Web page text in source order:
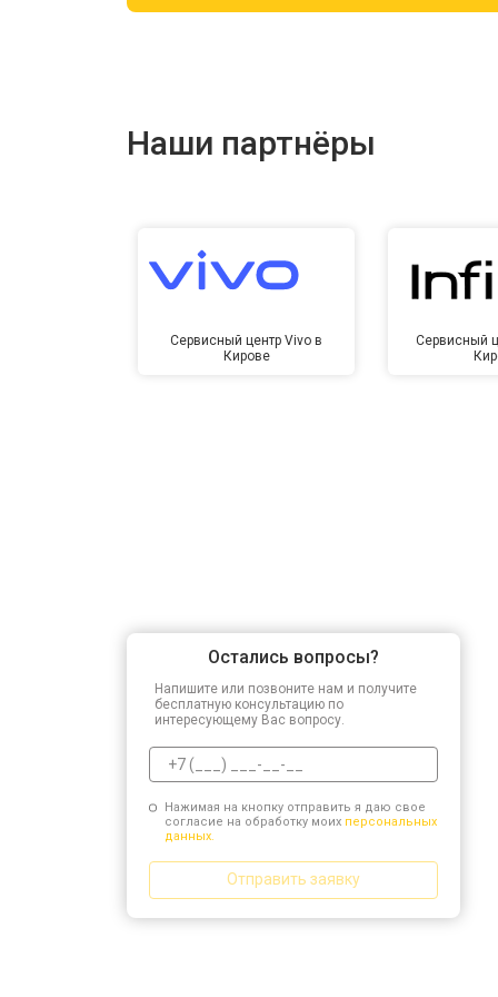
Наши партнёры
Сервисный центр Vivo в
Кирове
Сервисный
Остались вопросы?
Напишите или позвоните нам и получите
бесплатную консультацию по
интересующему Вас вопросу.
Нажимая на кнопку отправить я даю свое
согласие на обработку моих персональных
данных.
Отправить заявку